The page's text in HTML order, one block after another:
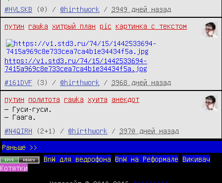
#HVLSKB
(0) / @hirthwork / 3949 дней назад
путин rawka хитрый план pic картинка с текстом
https://v1.std3.ru/74/15/1442533694-
7415a969c8e733cea7ca4b1e34434f5a.jpg
#161DVF
(3) / @hirthwork / 3968 дней назад
путин политота rawka хуита
анекдот
— Гуси-гуси.
— Гаага.
#N4QIRH
(2+1) / @hirthwork / 3970 дней назад
Раньше >>
BnW для ведрофона
BnW на Реформале
Викивач
Котятки